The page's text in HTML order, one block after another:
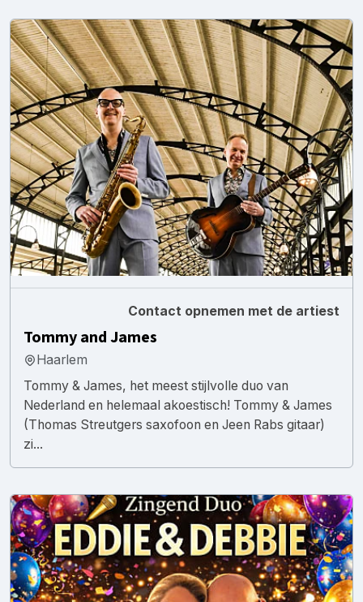
Contact opnemen met de artiest
Tommy and James
Haarlem
Tommy & James, het meest stijlvolle duo van
Nederland en helemaal akoestisch! Tommy & James
(Thomas Streutgers saxofoon en Jeen Rabs gitaar)
zi...